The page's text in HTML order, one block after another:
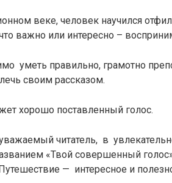
веке, человек научился
важно или интересно –
уметь правильно, грамотно
своим рассказом.
хорошо поставленный голос.
читатель, в
«Твой совершенный
— интересное и